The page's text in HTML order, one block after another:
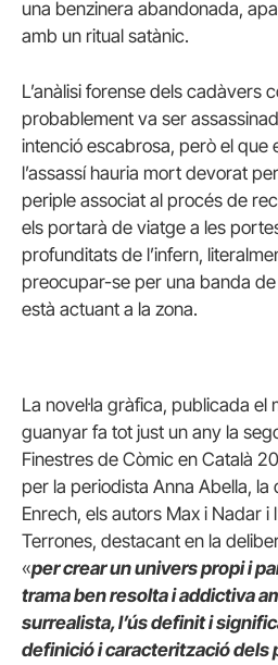
una benzinera abandonada,
amb un ritual satànic.
L’anàlisi forense dels cadàvers
probablement va ser
intenció escabrosa, però el que
l’assassí hauria mort devorat
periple associat al procés de
els portarà de viatge a les
profunditats de l’infern,
preocupar-se per una banda
està actuant a la zona.
La novel·la gràfica, publicada
guanyar fa tot just un any la
Finestres de Còmic en Català
per la periodista Anna Abella,
Enrech, els autors Max i Nadar i
Terrones, destacant en la
«per crear un univers propi i
trama ben resolta i addictiva
surrealista, l’ús definit i
definició i caracterització dels